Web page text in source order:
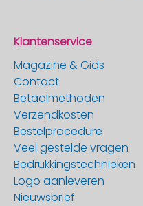
Klantenservice
Magazine & Gids
Contact
Betaalmethoden
Verzendkosten
Bestelprocedure
Veel gestelde vragen
Bedrukkingstechnieken
Logo aanleveren
Nieuwsbrief